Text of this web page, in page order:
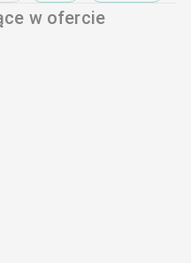
w ofercie